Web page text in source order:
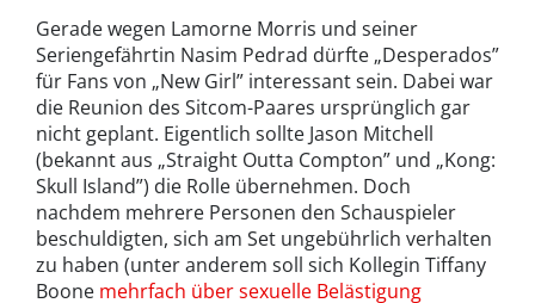
Gerade wegen Lamorne Morris und seiner
Seriengefährtin Nasim Pedrad dürfte „Desperados”
für Fans von „New Girl” interessant sein. Dabei war
die Reunion des Sitcom-Paares ursprünglich gar
nicht geplant. Eigentlich sollte Jason Mitchell
(bekannt aus „Straight Outta Compton” und „Kong:
Skull Island”) die Rolle übernehmen. Doch
nachdem mehrere Personen den Schauspieler
beschuldigten, sich am Set ungebührlich verhalten
zu haben (unter anderem soll sich Kollegin Tiffany
Boone mehrfach über sexuelle Belästigung